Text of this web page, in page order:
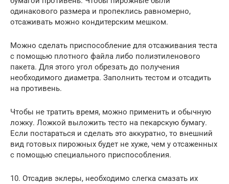
одинакового размера и пропеклись равномерно,
отсаживать можно кондитерским мешком.
Можно сделать приспособление для отсаживания теста
с помощью плотного файла либо полиэтиленового
пакета. Для этого угол обрезать до получения
необходимого диаметра. Заполнить тестом и отсадить
на противень.
Чтобы не тратить время, можно применить и обычную
ложку. Ложкой выложить тесто на пекарскую бумагу.
Если постараться и сделать это аккуратно, то внешний
вид готовых пирожных будет не хуже, чем у отсаженных
с помощью специального приспособления.
10. Отсадив эклеры, необходимо слегка смазать их